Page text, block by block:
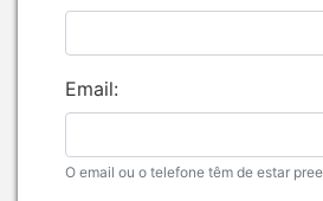
Email:
O email ou o telefone têm de estar